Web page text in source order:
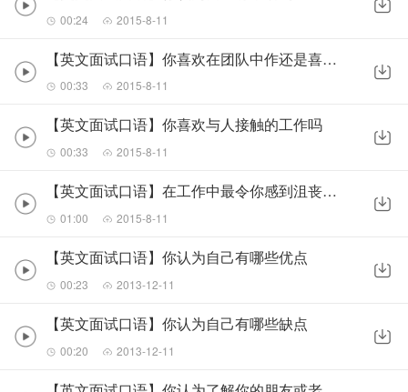
00:24 2015-8-11
【英文面试口语】你喜欢在团队中作还是喜欢一个人...
00:33 2015-8-11
【英文面试口语】你喜欢与人接触的工作吗
00:33 2015-8-11
【英文面试口语】在工作中最令你感到沮丧的事是什...
01:00 2015-8-11
【英文面试口语】你认为自己有哪些优点
00:23 2013-12-11
【英文面试口语】你认为自己有哪些缺点
00:20 2013-12-11